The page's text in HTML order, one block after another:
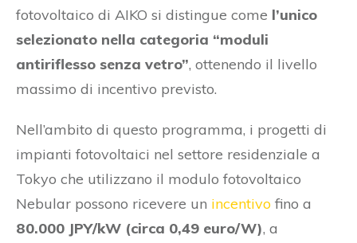
fotovoltaico di AIKO si distingue come l’unico
selezionato nella categoria “moduli
antiriflesso senza vetro”, ottenendo il livello
massimo di incentivo previsto.
Nell’ambito di questo programma, i progetti di
impianti fotovoltaici nel settore residenziale a
Tokyo che utilizzano il modulo fotovoltaico
Nebular possono ricevere un incentivo fino a
80.000 JPY/kW (circa 0,49 euro/W), a